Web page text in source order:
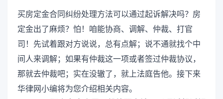
买房定金合同纠纷处理方法可以通过起诉解决吗？房
定金出了麻烦？怕！咱能协商、调解、仲裁、打官
司！先试着跟对方说说，总有点解；说不通就找个中
间人来调解；如果有仲裁这一项或者签过仲裁协议，
那就去仲裁吧；实在没辙了，就上法庭告他。接下来
华律网小编将为您介绍相关内容。